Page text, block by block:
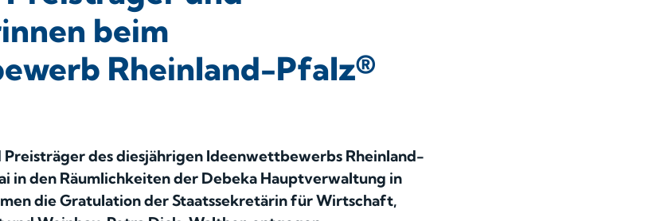
beim
Rheinland-Pfalz®
des diesjährigen Ideenwettbewerbs Rheinland-
in den Räumlichkeiten der Debeka Hauptverwaltung in
die Gratulation der Staatssekretärin für Wirtschaft,